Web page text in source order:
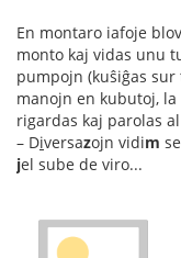
En montaro iafoje
monto kaj vidas unu
pumpojn (kuŝiĝas sur
manojn en kubutoj, la
rigardas kaj parolas
– Diversazojn vidim
jel sube de viro...